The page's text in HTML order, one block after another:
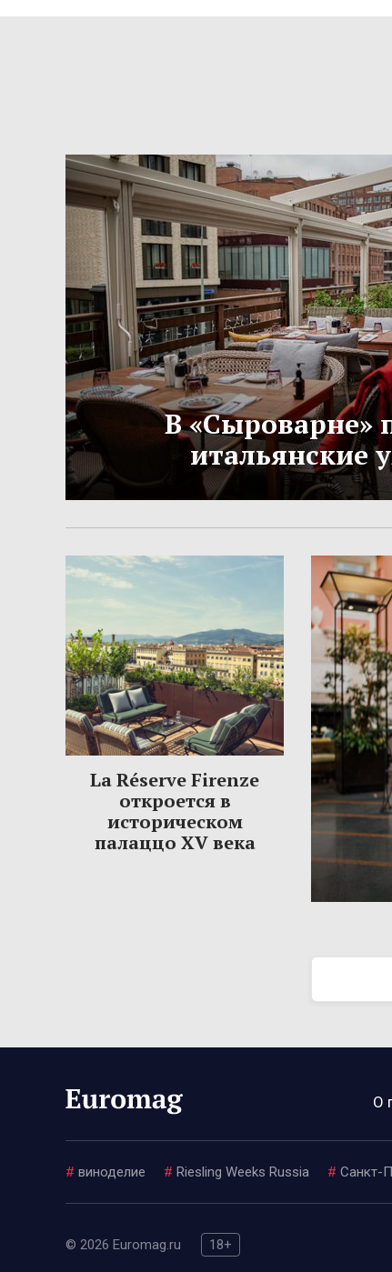
В «Сыроварне»
итальянские
La Réserve Firenze
откроется в
историческом
палаццо XV века
О
# виноделие # Riesling Weeks Russia # Санкт-
© 2026 Euromag.ru 18+